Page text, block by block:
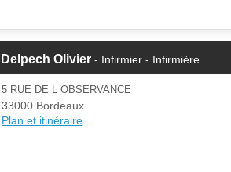
Delpech Olivier - Infirmier - Infirmière
5 RUE DE L OBSERVANCE
33000 Bordeaux
Plan et itinéraire